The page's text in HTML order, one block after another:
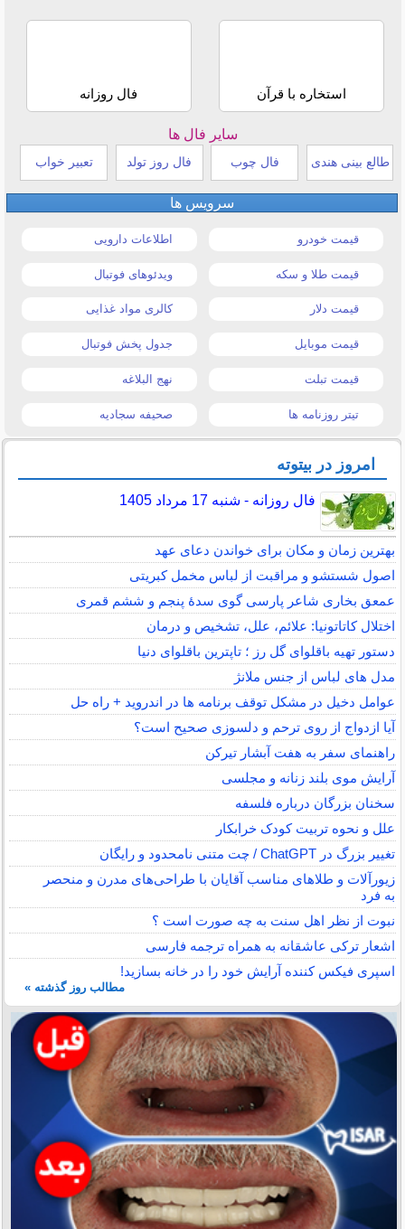
استخاره با قرآن فال روزانه
سایر فال ها
طالع بینی هندی فال چوب فال روز تولد تعبیر خواب
سرویس ها
قیمت خودرو اطلاعات دارویی
قیمت طلا و سکه ویدئوهای فوتبال
قیمت دلار کالری مواد غذایی
قیمت موبایل جدول پخش فوتبال
قیمت تبلت نهج البلاغه
تیتر روزنامه ها صحیفه سجادیه
امروز در بیتوته
فال روزانه - شنبه 17 مرداد 1405
بهترین زمان و مکان برای خواندن دعای عهد
اصول شستشو و مراقبت از لباس مخمل کبریتی
عمعق بخاری شاعر پارسی گوی سدهٔ پنجم و ششم قمری
اختلال کاتاتونیا: علائم، علل، تشخیص و درمان
دستور تهیه باقلوای گل رز ؛ تاپترین باقلوای دنیا
مدل های لباس از جنس ملانژ
عوامل دخیل در مشکل توقف برنامه ها در اندروید + راه حل
آیا ازدواج از روی ترحم و دلسوزی صحیح است؟
راهنمای سفر به هفت آبشار تیرکن
آرایش موی بلند زنانه و مجلسی
سخنان بزرگان درباره فلسفه
علل و نحوه تربیت کودک خرابکار
تغییر بزرگ در ChatGPT / چت متنی نامحدود و رایگان
زیورآلات و طلاهای مناسب آقایان با طراحی‌های مدرن و منحصر
به فرد
نبوت از نظر اهل سنت به چه صورت است ؟
اشعار ترکی عاشقانه به همراه ترجمه فارسی
اسپری فیکس کننده آرایش خود را در خانه بسازید!
مطالب روز گذشته »